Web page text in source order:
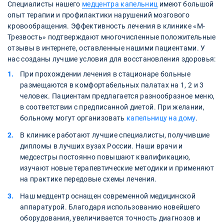
Специалисты нашего медцентра капельниц имеют большой
опыт терапии и профилактики нарушений мозгового
кровообращения. Эффективность лечения в клинике «М-
Трезвость» подтверждают многочисленные положительные
отзывы в интернете, оставленные нашими пациентами. У
нас созданы лучшие условия для восстановления здоровья:
При прохождении лечения в стационаре больные
размещаются в комфортабельных палатах на 1, 2 и 3
человек. Пациентам предлагается разнообразное меню,
в соответствии с предписанной диетой. При желании,
больному могут организовать капельницу на дому.
В клинике работают лучшие специалисты, получившие
дипломы в лучших вузах России. Наши врачи и
медсестры постоянно повышают квалификацию,
изучают новые терапевтические методики и применяют
на практике передовые схемы лечения.
Наш медцентр оснащен современной медицинской
аппаратурой. Благодаря использованию новейшего
оборудования, увеличивается точность диагнозов и